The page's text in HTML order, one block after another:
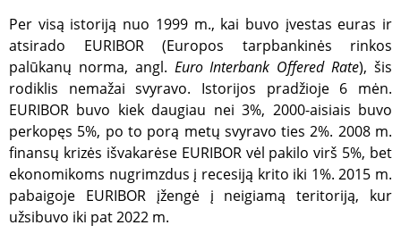
Per visą istoriją nuo 1999 m., kai buvo įvestas euras ir
atsirado EURIBOR (Europos tarpbankinės rinkos
palūkanų norma, angl. Euro Interbank Offered Rate), šis
rodiklis nemažai svyravo. Istorijos pradžioje 6 mėn.
EURIBOR buvo kiek daugiau nei 3%, 2000-aisiais buvo
perkopęs 5%, po to porą metų svyravo ties 2%. 2008 m.
finansų krizės išvakarėse EURIBOR vėl pakilo virš 5%, bet
ekonomikoms nugrimzdus į recesiją krito iki 1%. 2015 m.
pabaigoje EURIBOR įžengė į neigiamą teritoriją, kur
užsibuvo iki pat 2022 m.